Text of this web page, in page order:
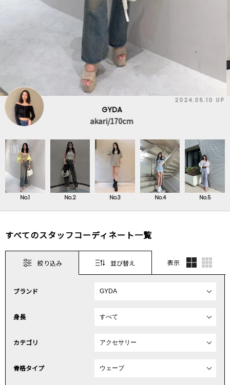
2025.06.13 UP
GYDA
madoka/156cm
No.1 No.2 No.3 No.4 No.5
すべてのスタッフコーディネート一覧
絞り込み 並び替え 表示
ブランド
身長
カテゴリ
骨格タイプ